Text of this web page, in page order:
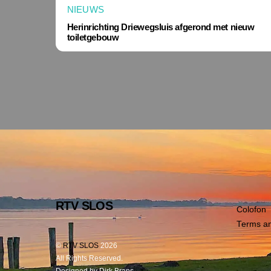
NIEUWS
Herinrichting Driewegsluis afgerond met nieuw
toiletgebouw
RTV SLOS Colofon
Terms
©RTV SLOS 2026
All Rights Reserved.